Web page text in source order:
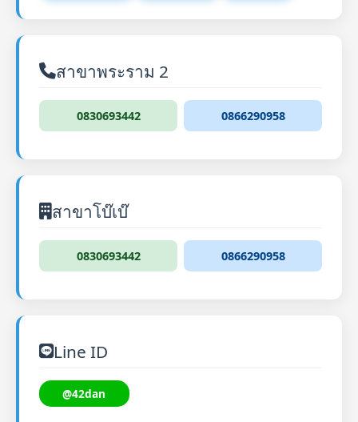
สาขาพระราม 2
0830693442 0866290958
สาขาโบ๊เบ๊
0830693442 0866290958
Line ID
@42dan